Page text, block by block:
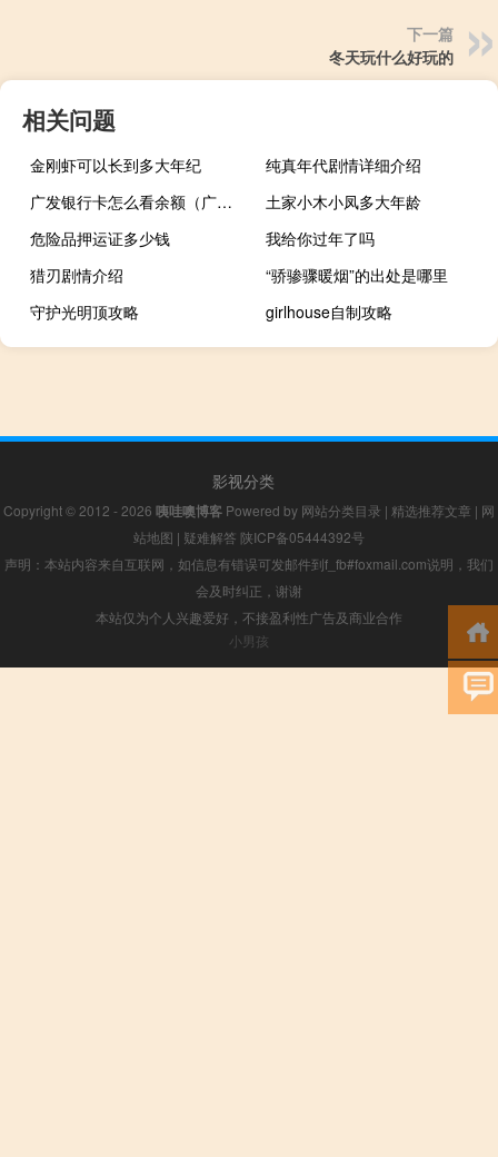
下一篇
冬天玩什么好玩的
相关问题
金刚虾可以长到多大年纪
纯真年代剧情详细介绍
广发银行卡怎么看余额（广发银行卡怎么办理）
土家小木小凤多大年龄
危险品押运证多少钱
我给你过年了吗
猎刃剧情介绍
“骄骖骤暖烟”的出处是哪里
守护光明顶攻略
girlhouse自制攻略
影视分类
Copyright © 2012 - 2026 咦哇噢博客 Powered by 网站分类目录 | 精选推荐文章 | 网
站地图 | 疑难解答 陕ICP备05444392号
声明：本站内容来自互联网，如信息有错误可发邮件到f_fb#foxmail.com说明，我们
会及时纠正，谢谢
本站仅为个人兴趣爱好，不接盈利性广告及商业合作
小男孩